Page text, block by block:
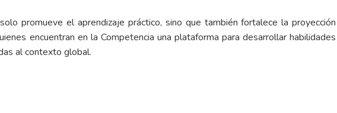
promueve el aprendizaje práctico, sino que también fortalece la proyección
encuentran en la Competencia una plataforma para desarrollar habilidades
al contexto global.